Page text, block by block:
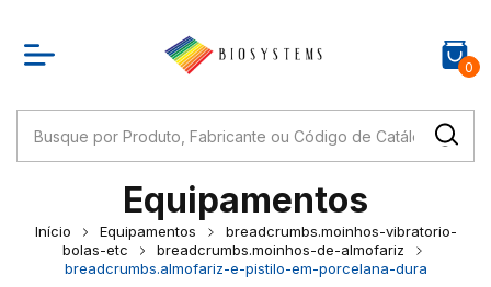
0
Equipamentos
Início Equipamentos
breadcrumbs.moinhos-vibratorio-
bolas-etc
breadcrumbs.moinhos-de-almofariz
breadcrumbs.almofariz-e-pistilo-em-porcelana-dura